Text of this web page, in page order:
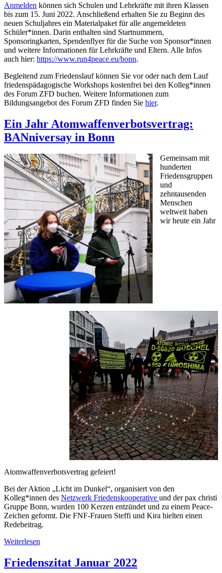
Anmelden können sich Schulen und Lehrkräfte mit ihren Klassen
bis zum 15. Juni 2022. Anschließend erhalten Sie zu Beginn des
neuen Schuljahres ein Materialpaket für alle angemeldeten
Schüler*innen. Darin enthalten sind Startnummern,
Sponsoringkarten, Spendenflyer für die Suche von Sponsor*innen
und weitere Informationen für Lehrkräfte und Eltern. Alle Infos
auch hier: https://www.run4peace.eu/bonn.
Begleitend zum Friedenslauf können Sie vor oder nach dem Lauf
friedenspädagogische Workshops kostenfrei bei den Kolleg*innen
des Forum ZFD buchen. Weitere Informationen zum
Bildungsangebot des Forum ZFD finden Sie hier.
Ein Jahr Atomwaffenverbotsvertrag:
BANniversay in Bonn
Gemeinsam mit
hunderten
Friedensgruppen
und
zehntausenden
Menschen
weltweit haben
wir heute ein Jahr
Atomwaffenverbotsvertrag gefeiert!
Bei der Aktion „Licht im Dunkel“, organisiert von den
Kolleg*innen des Netzwerk Friedenskooperative und der pax christi
Gruppe Bonn, wurden 100 Kerzen entzündet und zu einem Peace-
Zeichen geformt. Die FNF-Frauen Steffi und Kira hielten einen
Redebeitrag.
Weiterlesen
Friedenszitat Januar 2022